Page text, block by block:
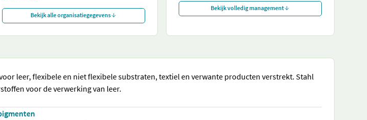
Bekijk alle organisatiegegevens
Bekijk volledig management
leer, flexibele en niet flexibele substraten, textiel en verwante producten verstrekt. Stahl
voor de verwerking van leer.